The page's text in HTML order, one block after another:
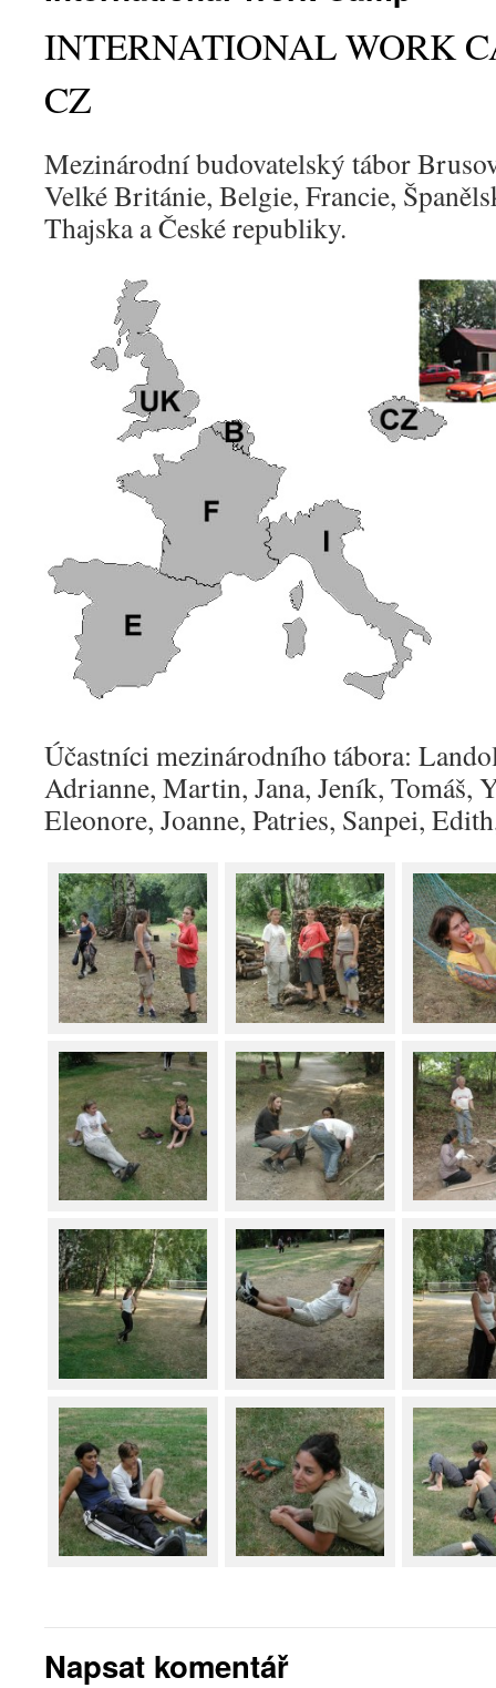
INTERNATIONAL WORK
CZ
Mezinárodní budovatelský tábor
Velké Británie, Belgie, Francie,
Thajska a České republiky.
Účastníci mezinárodního tábora:
Adrianne, Martin, Jana, Jeník, Tomáš,
Eleonore, Joanne, Patries, Sanpei,
Napsat komentář